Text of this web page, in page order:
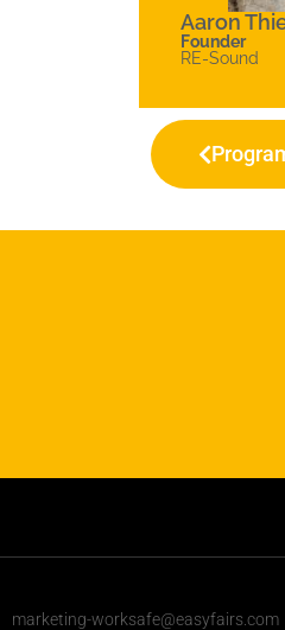
Aaron
Founder
RE-Sound
marketing-worksafe@easyfairs.com